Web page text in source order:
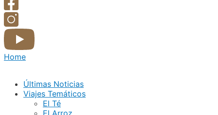
Home
Últimas Noticias
Viajes Temáticos
El Té